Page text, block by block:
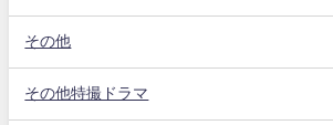
その他
その他特撮ドラマ